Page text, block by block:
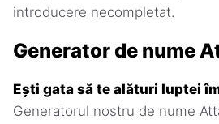
introducere necompletat.
Generator de nume
Ești gata să te alături luptei
Generatorul nostru de nume